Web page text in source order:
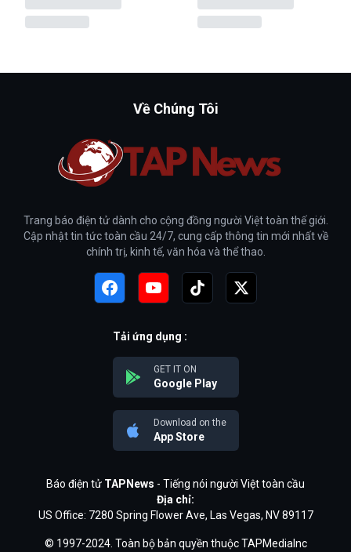
Về Chúng Tôi
Trang báo điện tử dành cho cộng đồng người Việt toàn thế giới.
Cập nhật tin tức toàn cầu 24/7, cung cấp thông tin mới nhất về
chính trị, kinh tế, văn hóa và thể thao.
Tải ứng dụng :
GET IT ON
Google Play
Download on the
App Store
Báo điện tử TAPNews - Tiếng nói người Việt toàn cầu
Địa chỉ:
US Office: 7280 Spring Flower Ave, Las Vegas, NV 89117
© 1997-2024. Toàn bộ bản quyền thuộc TAPMediaInc